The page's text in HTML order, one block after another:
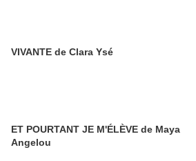
VIVANTE de Clara Ysé
ET POURTANT JE M'ÉLÈVE de Maya
Angelou